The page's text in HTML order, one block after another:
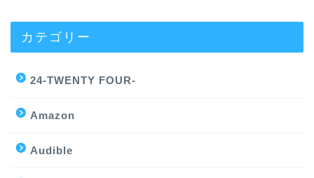
カテゴリー
24-TWENTY FOUR-
Amazon
Audible